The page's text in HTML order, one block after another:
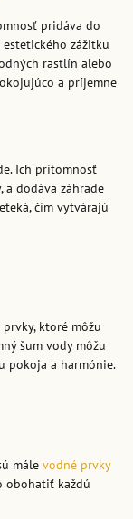
pridáva do
zážitku
rastlín alebo
a príjemne
Ich prítomnosť
a dodáva záhrade
čím vytvárajú
ktoré môžu
šum vody môžu
pokoja a harmónie.
mále vodné prvky
obohatiť každú